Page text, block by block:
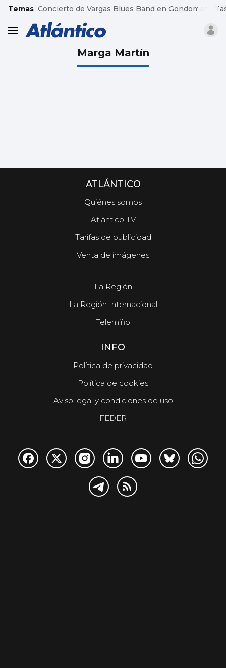
common.go-to-content
Temas Concierto de Vargas Blues Band en Gondomar
header.menu.open
Marga Martín
ATLÁNTICO
Quiénes somos
Atlántico TV
Tarifas de publicidad
Venta de imágenes
La Región
La Región Internacional
Telemiño
INFO
Política de privacidad
Política de cookies
Aviso legal y condiciones de uso
FEDER